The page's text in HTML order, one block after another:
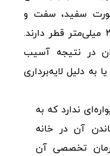
سفید، سفت و
برآمده دیده می‌شوند و معمولاً ۱ تا ۲ میلی‌متر قطر دارند.
در نتیجه آسیب
به دلیل لایه‌برداری
ندارد که به
آن در خانه
تخصصی آن